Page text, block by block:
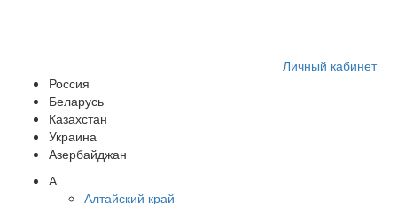
Личный кабинет
Россия
Беларусь
Казахстан
Украина
Азербайджан
А
Алтайский край